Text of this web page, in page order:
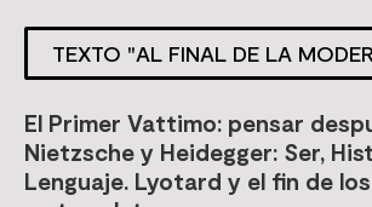
TEXTO "AL FINAL DE LA
El Primer Vattimo: pensar
Nietzsche y Heidegger: Ser,
Lenguaje. Lyotard y el fin de los